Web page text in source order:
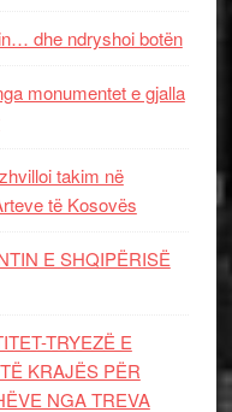
dhe ndryshoi botën
monumentet e gjalla
takim në
të Kosovës
E SHQIPËRISË
TRYEZË E
KRAJËS PËR
NGA TREVA